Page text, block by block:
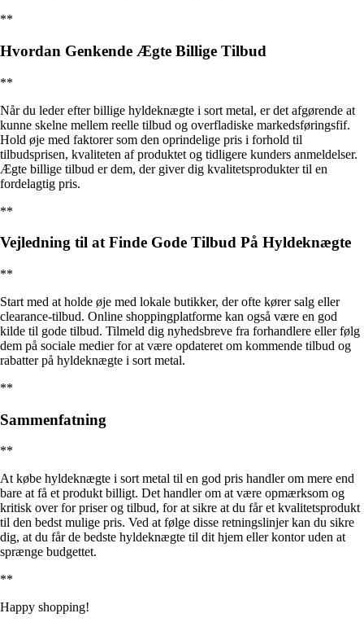
**
Hvordan Genkende Ægte Billige Tilbud
**
Når du leder efter billige hyldeknægte i sort metal, er det afgørende at
kunne skelne mellem reelle tilbud og overfladiske markedsføringsfif.
Hold øje med faktorer som den oprindelige pris i forhold til
tilbudsprisen, kvaliteten af produktet og tidligere kunders anmeldelser.
Ægte billige tilbud er dem, der giver dig kvalitetsprodukter til en
fordelagtig pris.
**
Vejledning til at Finde Gode Tilbud På Hyldeknægte
**
Start med at holde øje med lokale butikker, der ofte kører salg eller
clearance-tilbud. Online shoppingplatforme kan også være en god
kilde til gode tilbud. Tilmeld dig nyhedsbreve fra forhandlere eller følg
dem på sociale medier for at være opdateret om kommende tilbud og
rabatter på hyldeknægte i sort metal.
**
Sammenfatning
**
At købe hyldeknægte i sort metal til en god pris handler om mere end
bare at få et produkt billigt. Det handler om at være opmærksom og
kritisk over for priser og tilbud, for at sikre at du får et kvalitetsprodukt
til den bedst mulige pris. Ved at følge disse retningslinjer kan du sikre
dig, at du får de bedste hyldeknægte til dit hjem eller kontor uden at
sprænge budgettet.
**
Happy shopping!